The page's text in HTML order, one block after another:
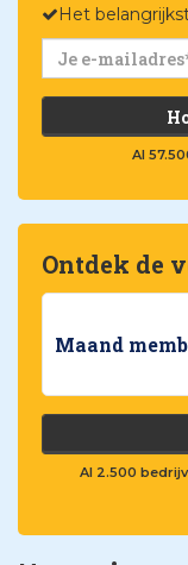
Het
Al
Ontdek de
Maand
Al 2.500